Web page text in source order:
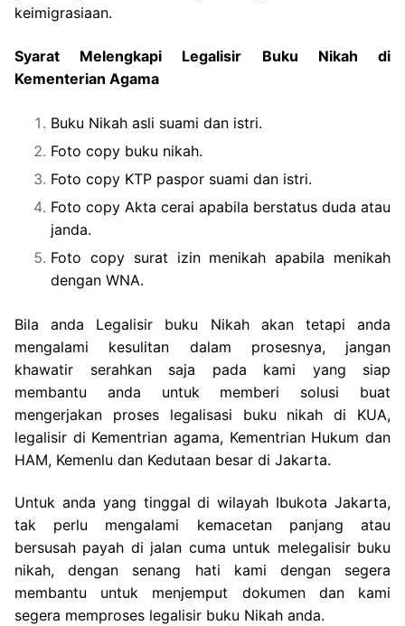
keimigrasiaan.
Syarat Melengkapi Legalisir Buku Nikah di
Kementerian Agama
Buku Nikah asli suami dan istri.
Foto copy buku nikah.
Foto copy KTP paspor suami dan istri.
Foto copy Akta cerai apabila berstatus duda atau
janda.
Foto copy surat izin menikah apabila menikah
dengan WNA.
Bila anda Legalisir buku Nikah akan tetapi anda
mengalami kesulitan dalam prosesnya, jangan
khawatir serahkan saja pada kami yang siap
membantu anda untuk memberi solusi buat
mengerjakan proses legalisasi buku nikah di KUA,
legalisir di Kementrian agama, Kementrian Hukum dan
HAM, Kemenlu dan Kedutaan besar di Jakarta.
Untuk anda yang tinggal di wilayah Ibukota Jakarta,
tak perlu mengalami kemacetan panjang atau
bersusah payah di jalan cuma untuk melegalisir buku
nikah, dengan senang hati kami dengan segera
membantu untuk menjemput dokumen dan kami
segera memproses legalisir buku Nikah anda.